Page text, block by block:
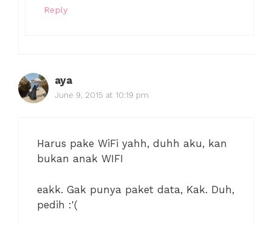
Reply
aya
June 9, 2015 at 10:19 pm
Harus pake WiFi yahh, duhh aku, kan
bukan anak WIFI
eakk. Gak punya paket data, Kak. Duh,
pedih :'(